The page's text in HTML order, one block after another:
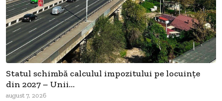
Statul schimbă calculul impozitului pe locuințe
din 2027 – Unii...
august 7, 2026